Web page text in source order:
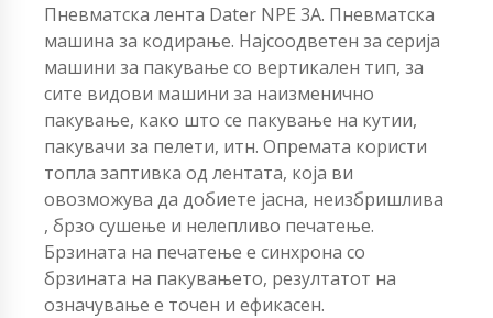
Пневматска лента Dater NPE 3A. Пневматска
машина за кодирање. Најсоодветен за серија
машини за пакување со вертикален тип, за
сите видови машини за наизменично
пакување, како што се пакување на кутии,
пакувачи за пелети, итн. Опремата користи
топла заптивка од лентата, која ви
овозможува да добиете јасна, неизбришлива
, брзо сушење и нелепливо печатење.
Брзината на печатење е синхрона со
брзината на пакувањето, резултатот на
означување е точен и ефикасен.